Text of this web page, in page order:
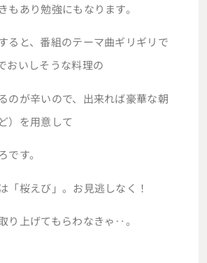
もあり勉強にもなります。
ると、番組のテーマ曲ギリギリで
おいしそうな料理の
のが辛いので、出来れば豪華な朝
）を用意して
です。
「桜えび」。お見逃しなく！
り上げてもらわなきゃ‥。